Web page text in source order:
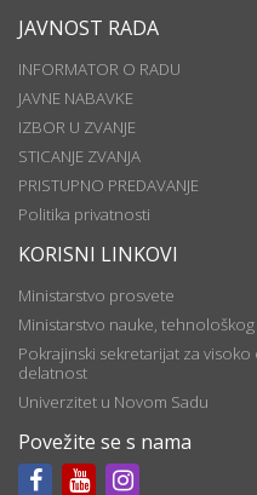
JAVNOST RADA
INFORMATOR O RADU
JAVNE NABAVKE
IZBOR U ZVANJE
STICANJE ZVANJA
PRISTUPNO PREDAVANJE
Politika privatnosti
KORISNI LINKOVI
Ministarstvo prosvete
Ministarstvo nauke,
Pokrajinski sekretarijat za
delatnost
Univerzitet u Novom Sadu
Povežite se s nama